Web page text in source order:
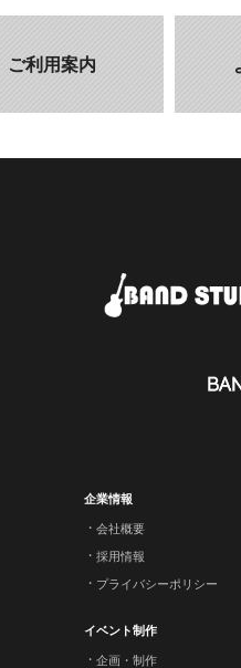
ご利用案内
企業情報
会社概要
採用情報
プライバシーポリシー
イベント制作
企画・制作